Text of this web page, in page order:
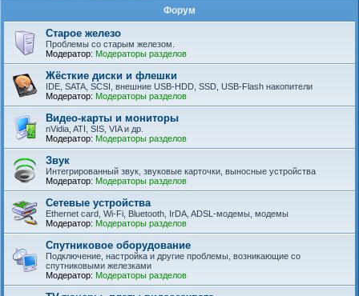
Форум
Старое железо
Проблемы со старым железом.
Модератор: Модераторы разделов
Жёсткие диски и флешки
IDE, SATA, SCSI, внешние USB-HDD, SSD, USB-Flash накопители
Модератор: Модераторы разделов
Видео-карты и мониторы
nVidia, ATI, SIS, VIA и др.
Модератор: Модераторы разделов
Звук
Интегрированный звук, звуковые карточки, выносные устройства
Модератор: Модераторы разделов
Сетевые устройства
Ethernet card, Wi-Fi, Bluetooth, IrDA, ADSL-модемы, модемы
Модератор: Модераторы разделов
Спутниковое оборудование
Подключение, настройка и другие проблемы, возникающие со
спутниковыми железками
Модератор: Модераторы разделов